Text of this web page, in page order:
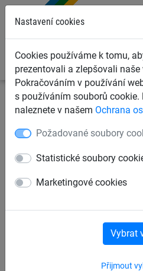
Nastavení cookies
Cookies používáme k tomu,
prezentovali a zlepšovali naše
Pokračováním v používání
s používáním souborů
naleznete v našem Ochrana
Požadované soubory
Statistické soubory
Marketingové cookies
Přijmout
Vybrat
Ochranné sítě a plachty
Krycí plachta